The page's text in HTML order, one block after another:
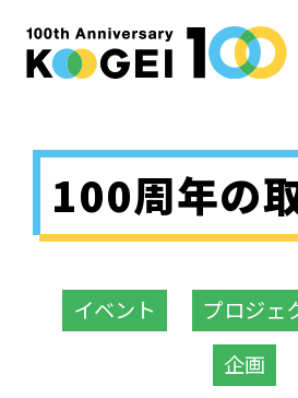
100周年の
イベント プロジェ
企画